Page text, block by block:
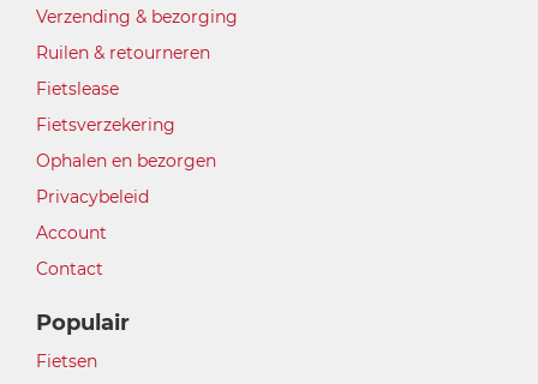
Verzending & bezorging
Ruilen & retourneren
Fietslease
Fietsverzekering
Ophalen en bezorgen
Privacybeleid
Account
Contact
Populair
Fietsen